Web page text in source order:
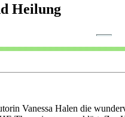
Heilung
Vanessa Halen die